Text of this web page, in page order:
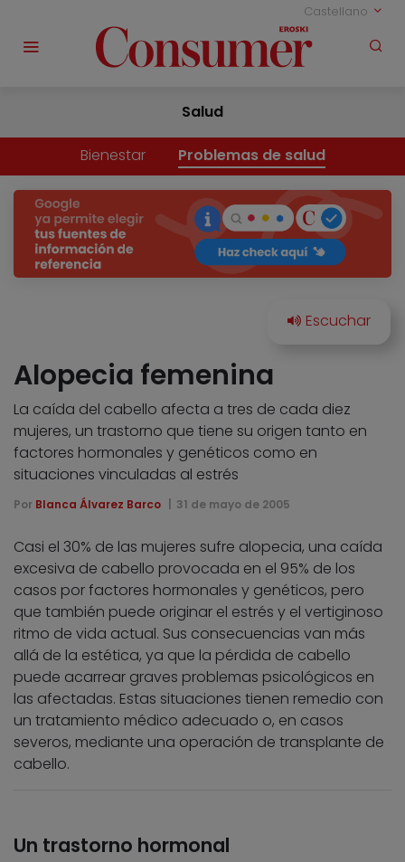
Castellano
Salud
Bienestar Problemas de salud
Alopecia femenina
La caída del cabello afecta a tres de cada diez
mujeres, un trastorno que tiene su origen tanto en
factores hormonales y genéticos como en
situaciones vinculadas al estrés
Por Blanca Álvarez Barco 31 de mayo de 2005
Casi el 30% de las mujeres sufre alopecia, una caída
excesiva de cabello provocada en el 95% de los
casos por factores hormonales y genéticos, pero
que también puede originar el estrés y el vertiginoso
ritmo de vida actual. Sus consecuencias van más
allá de la estética, ya que la pérdida de cabello
puede acarrear graves problemas psicológicos en
las afectadas. Estas situaciones tienen remedio con
un tratamiento médico adecuado o, en casos
severos, mediante una operación de transplante de
cabello.
Un trastorno hormonal